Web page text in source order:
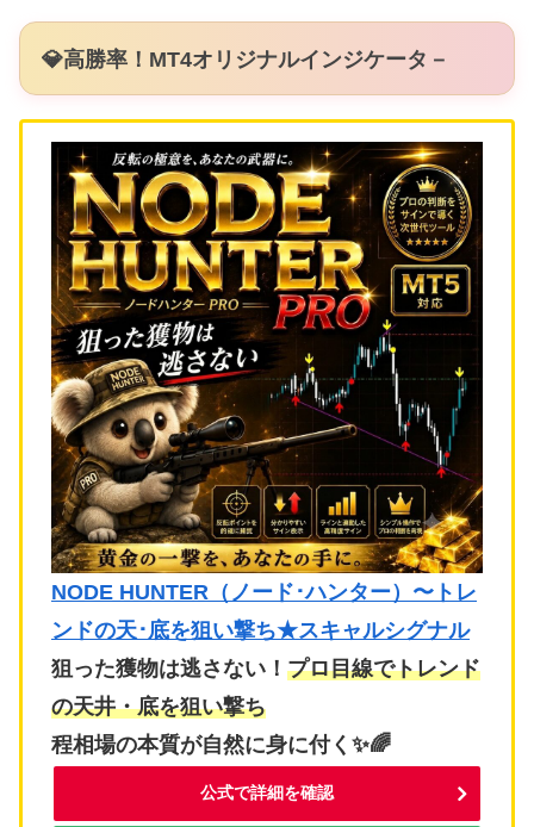
💎高勝率！MT4オリジナルインジケータ－
NODE HUNTER（ノード･ハンター）〜トレ
ンドの天･底を狙い撃ち★スキャルシグナル
狙った獲物は逃さない！ プロ目線でトレンド
の天井・底を狙い撃ち
程相場の本質が自然に身に付く✨🌈
公式で詳細を確認